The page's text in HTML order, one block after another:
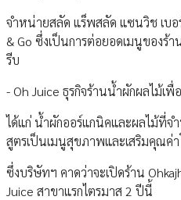
จำหน่ายสลัด แร็พสลัด แซนวิช เบอ
& Go ซึ่งเป็นการต่อยอดเมนูของร้
รีบ
- Oh Juice ธุรกิจร้านน้ำผักผลไม้เ
ได้แก่ น้ำผักออร์แกนิคและผลไม้ที่
สูตรเป็นเมนูสุขภาพและเสริมคุณค่
ซึ่งบริษัทฯ คาดว่าจะเปิดร้าน
Juice สาขาแรกไตรมาส 2 ปีนี้